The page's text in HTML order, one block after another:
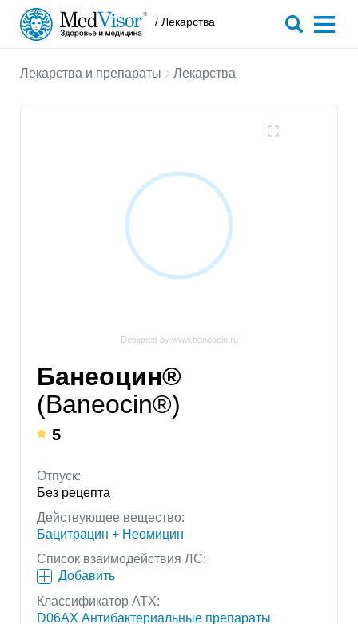
/ Лекарства
Лекарства и препараты Лекарства
Designed by www.baneocin.ru
Банеоцин®
(Baneocin®)
5
Отпуск:
Без рецепта
Действующее вещество:
Бацитрацин + Неомицин
Список взаимодействия ЛС:
Добавить
Классификатор АТХ:
D06AX Антибактериальные препараты